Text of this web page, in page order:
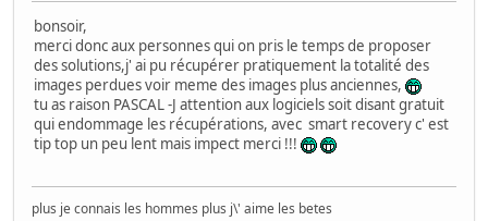
bonsoir,
merci donc aux personnes qui on pris le temps de proposer
des solutions,j' ai pu récupérer pratiquement la totalité des
images perdues voir meme des images plus anciennes,
tu as raison PASCAL -J attention aux logiciels soit disant gratuit
qui endommage les récupérations, avec smart recovery c' est
tip top un peu lent mais impect merci !!!
plus je connais les hommes plus j\' aime les betes